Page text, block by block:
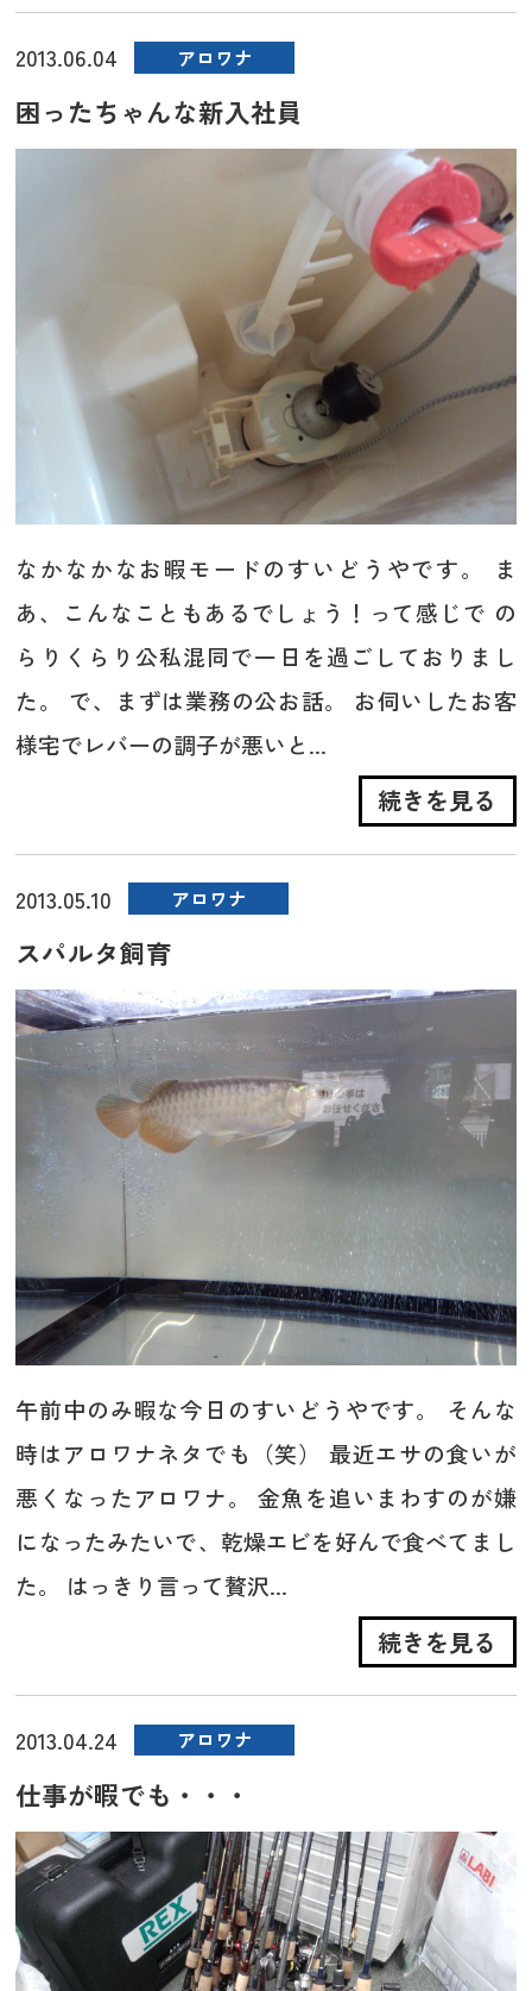
2013.06.04 アロワナ
困ったちゃんな新入社員
なかなかなお暇モードのすいどうやです。 ま
あ、こんなこともあるでしょう！って感じで の
らりくらり公私混同で一日を過ごしておりまし
た。 で、まずは業務の公お話。 お伺いしたお客
様宅でレバーの調子が悪いと...
続きを見る
2013.05.10 アロワナ
スパルタ飼育
午前中のみ暇な今日のすいどうやです。 そんな
時はアロワナネタでも（笑） 最近エサの食いが
悪くなったアロワナ。 金魚を追いまわすのが嫌
になったみたいで、乾燥エビを好んで食べてまし
た。 はっきり言って贅沢...
続きを見る
2013.04.24 アロワナ
仕事が暇でも・・・